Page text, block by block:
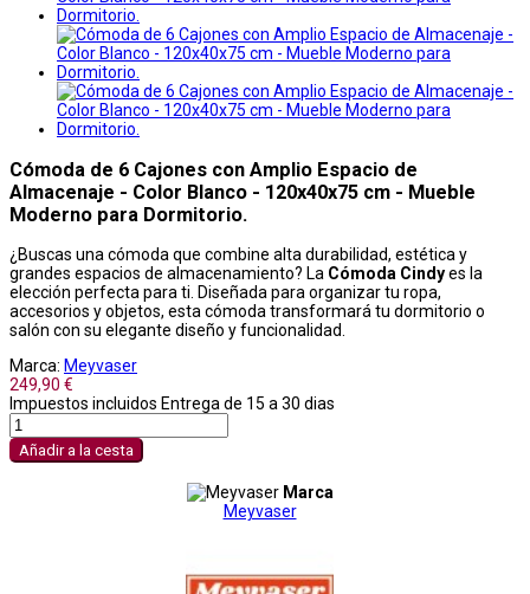
Cómoda de 6 Cajones con Amplio Espacio de
Almacenaje - Color Blanco - 120x40x75 cm - Mueble
Moderno para Dormitorio.
¿Buscas una cómoda que combine alta durabilidad, estética y
grandes espacios de almacenamiento? La Cómoda Cindyes la
elección perfecta para ti. Diseñada para organizar tu ropa,
accesorios y objetos, esta cómoda transformará tu dormitorio o
salón con su elegante diseño y funcionalidad.
Marca: Meyvaser
249,90 €
Impuestos incluidos Entrega de 15 a 30 dias
Añadir a la cesta
Marca
Meyvaser